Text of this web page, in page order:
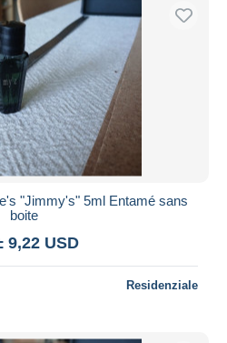
"Jimmy's" 5ml Entamé sans
boite
9,22 USD
Residenziale